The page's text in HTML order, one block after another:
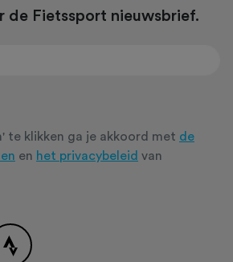
de Fietssport nieuwsbrief.
te klikken ga je akkoord met de
en het privacybeleid van